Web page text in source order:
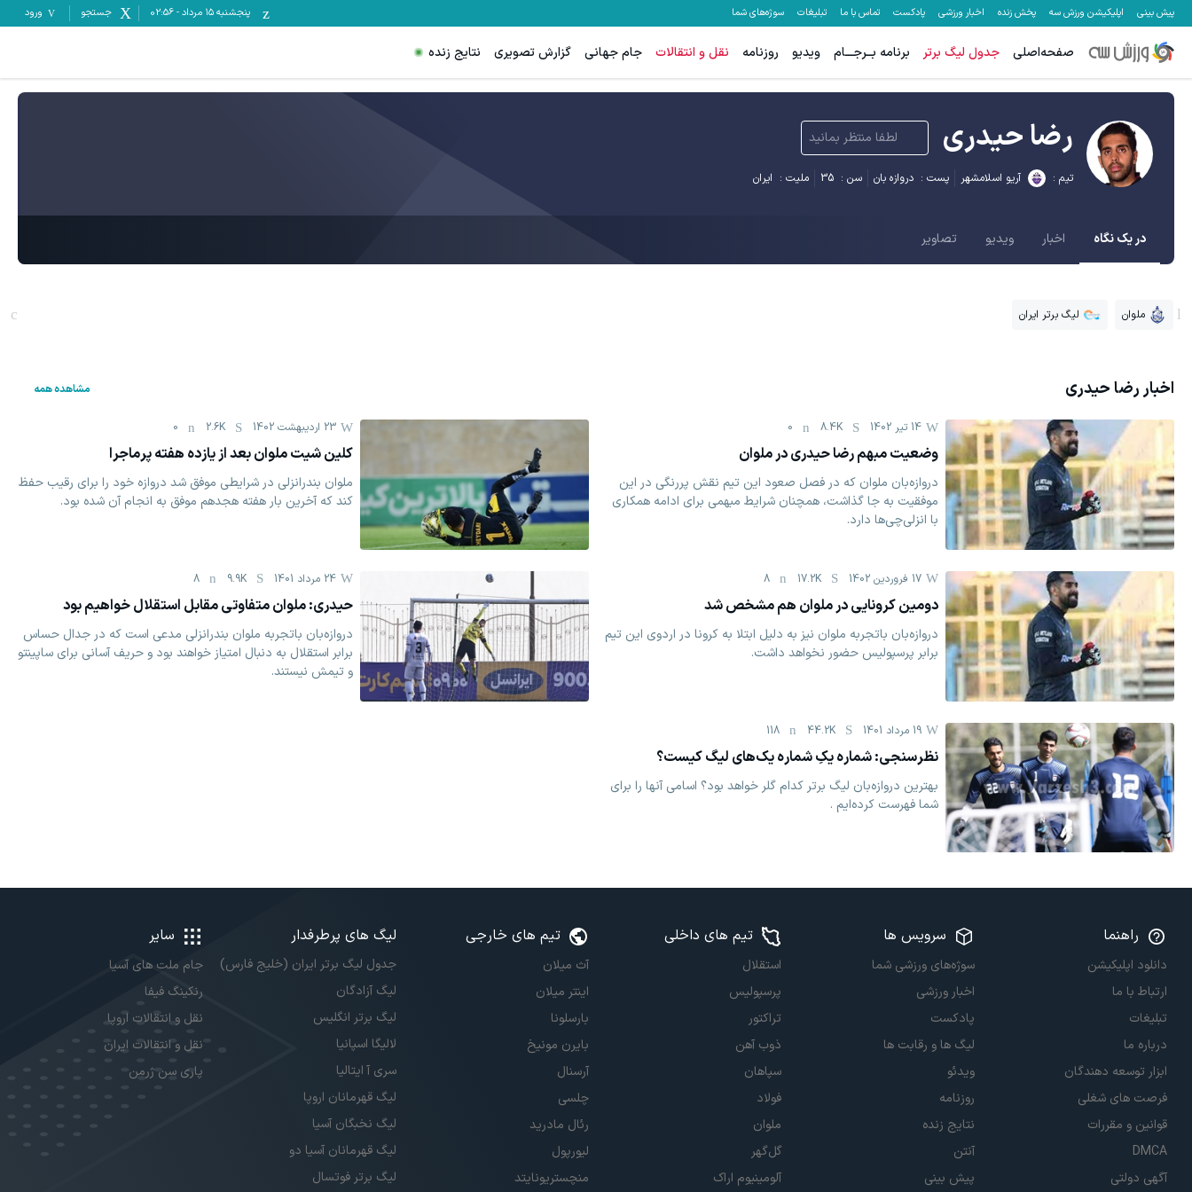
پیش بینی اپلیکیشن ورزش سه پخش زنده اخبار ورزشی پادکست تماس با ما تبلیغات سوژه‌های شما پنجشنبه ۱۵ مرداد -
02:56 جستجو ورود
صفحه‌اصلی جدول لیگ برتر برنامه بــرجـــام ویدیو روزنامه نقل و انتقالات جام جهانی گزارش تصویری نتایج زنده
رضا حیدری لطفا منتظر بمانید
تیم : آریو اسلامشهر پست : دروازه بان سن : 35 ملیت : ایران
در یک نگاه اخبار ویدیو تصاویر
ملوان لیگ برتر ایران
اخباررضا حیدری مشاهده همه
14 تیر 1402 8.4K
0
وضعیت مبهم رضا حیدری در ملوان
دروازه‌بان ملوان که در فصل صعود این تیم نقش پررنگی در این
موفقیت به جا گذاشت، همچنان شرایط مبهمی برای ادامه همکاری
با انزلی‌چی‌ها دارد.
23 اردیبهشت 1402 2.6K
0
کلین شیت ملوان بعد از یازده هفته پرماجرا
ملوان بندرانزلی در شرایطی موفق شد دروازه خود را برای رقیب حفظ
کند که آخرین بار هفته هجدهم موفق به انجام آن شده بود.
17 فروردين 1402 17.2K
8
دومین کرونایی در ملوان هم مشخص شد
دروازه‌بان باتجربه ملوان نیز به دلیل ابتلا به کرونا در اردوی این تیم
برابر پرسپوليس حضور نخواهد داشت.
24 مرداد 1401 9.9K
8
حیدری: ملوان متفاوتی مقابل استقلال خواهیم بود
دروازه‌بان باتجربه ملوان بندرانزلی مدعی است که در جدال حساس
برابر استقلال به دنبال امتیاز خواهند بود و حریف آسانی برای ساپینتو
و تیمش نیستند.
19 مرداد 1401 44.2K
118
نظرسنجی: شماره یکِ شماره یک‌های لیگ کیست؟
بهترین دروازه‌بان لیگ برتر کدام گلر خواهد بود؟ اسامی آنها را برای
شما فهرست کرده‌ایم .
راهنما
دانلود اپلیکیشن
ارتباط با ما
تبلیغات
درباره ما
ابزار توسعه دهندگان
فرصت های شغلی
قوانین و مقررات
DMCA
آگهی دولتی
سرویس ها
سوژه‌های ورزشی شما
اخبار ورزشی
پادکست
لیگ ها و رقابت ها
ویدئو
روزنامه
نتایج زنده
آنتن
پیش بینی
تیم های داخلی
استقلال
پرسپولیس
تراکتور
ذوب آهن
سپاهان
فولاد
ملوان
گل‌گهر
آلومینیوم اراک
تیم های خارجی
آث میلان
اینتر میلان
بارسلونا
بایرن مونیخ
آرسنال
چلسی
رئال مادرید
لیورپول
منچستریونایتد
لیگ های پرطرفدار
جدول لیگ برتر ایران (خلیج فارس)
لیگ آزادگان
لیگ برتر انگلیس
لالیگا اسپانیا
سری آ ایتالیا
لیگ قهرمانان اروپا
لیگ نخبگان آسیا
لیگ قهرمانان آسیا دو
لیگ برتر فوتسال
سایر
جام ملت های آسیا
رنکینگ فیفا
نقل و انتقالات اروپا
نقل و انتقالات ایران
پاری سن ژرمن